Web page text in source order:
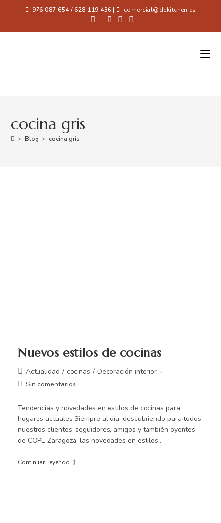
976 087 654 / 628 119 436 | comercial@dekitchen.es
cocina gris
> Blog > cocina gris
Nuevos estilos de cocinas
Actualidad / cocinas / Decoración interior
Sin comentarios
Tendencias y novedades en estilos de cocinas para
hogares actuales Siempre al día, descubriendo para todos
nuestros clientes, seguidores, amigos y también oyentes
de COPE Zaragoza, las novedades en estilos…
Continuar Leyendo